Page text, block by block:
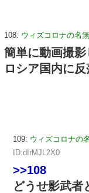
108: ウィズコロナの名
簡単に動画撮
ロシア国内に
109: ウィズコロナの
ID:dIrMJL2X0
>>108
どうせ影武者